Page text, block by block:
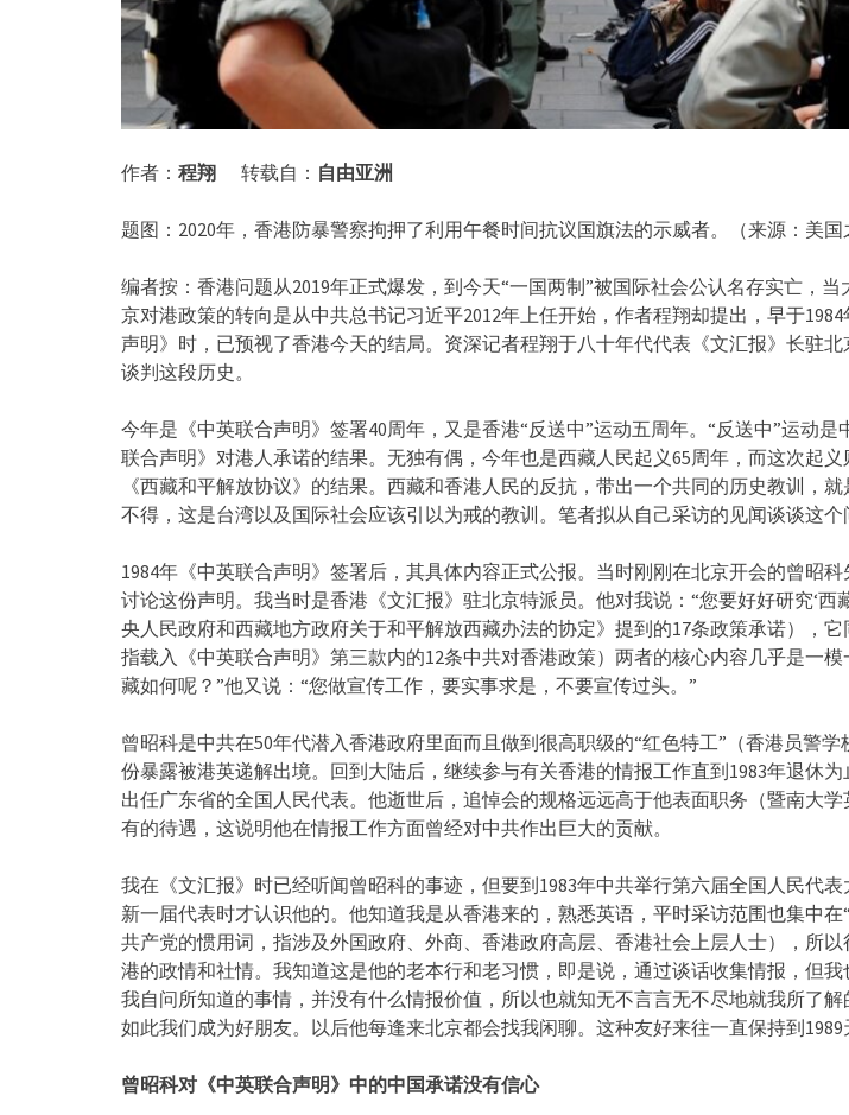
作者： 程翔 转载自： 自由亚洲
题图：2020年，香港防暴警察拘押了利用午餐时间抗议国旗法的示威者。（来源：美国
编者按：香港问题从2019年正式爆发，到今天“一国两制”被国际社会公认名存实亡，
京对港政策的转向是从中共总书记习近平2012年上任开始，作者程翔却提出，早于
声明》时，已预视了香港今天的结局。资深记者程翔于八十年代代表《文汇报》长驻
谈判这段历史。
今年是《中英联合声明》签署40周年，又是香港“反送中”运动五周年。“反送中”运动是
联合声明》对港人承诺的结果。无独有偶，今年也是西藏人民起义65周年，而这次起义
《西藏和平解放协议》的结果。西藏和香港人民的反抗，带出一个共同的历史教训，就
不得，这是台湾以及国际社会应该引以为戒的教训。笔者拟从自己采访的见闻谈谈这个
1984年《中英联合声明》签署后，其具体内容正式公报。当时刚刚在北京开会的曾昭科
讨论这份声明。我当时是香港《文汇报》驻北京特派员。他对我说：“您要好好研究‘西
央人民政府和西藏地方政府关于和平解放西藏办法的协定》提到的17条政策承诺），它
指载入《中英联合声明》第三款内的12条中共对香港政策）两者的核心内容几乎是一
藏如何呢？”他又说：“您做宣传工作，要实事求是，不要宣传过头。”
曾昭科是中共在50年代潜入香港政府里面而且做到很高职级的“红色特工”（香港员警学
份暴露被港英递解出境。回到大陆后，继续参与有关香港的情报工作直到1983年退休
出任广东省的全国人民代表。他逝世后，追悼会的规格远远高于他表面职务（暨南大
有的待遇，这说明他在情报工作方面曾经对中共作出巨大的贡献。
我在《文汇报》时已经听闻曾昭科的事迹，但要到1983年中共举行第六届全国人民代
新一届代表时才认识他的。他知道我是从香港来的，熟悉英语，平时采访范围也集中在
共产党的惯用词，指涉及外国政府、外商、香港政府高层、香港社会上层人士），所
港的政情和社情。我知道这是他的老本行和老习惯，即是说，通过谈话收集情报，但
我自问所知道的事情，并没有什么情报价值，所以也就知无不言言无不尽地就我所了解
如此我们成为好朋友。以后他每逢来北京都会找我闲聊。这种友好来往一直保持到1989
曾昭科对《中英联合声明》中的中国承诺没有信心